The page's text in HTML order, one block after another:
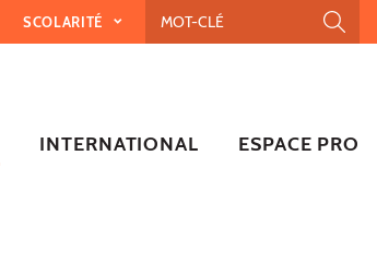
SCOLARITÉ
INTERNATIONAL ESPACE PRO